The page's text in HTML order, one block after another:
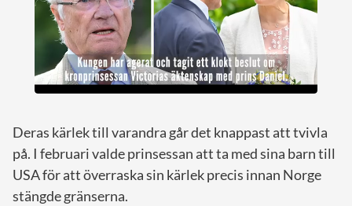
Deras kärlek till varandra går det knappast att tvivla
på. I februari valde prinsessan att ta med sina barn till
USA för att överraska sin kärlek precis innan Norge
stängde gränserna.